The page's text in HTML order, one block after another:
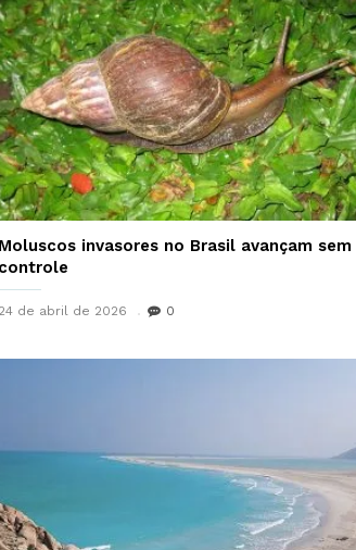
Moluscos invasores no Brasil avançam sem
controle
24 de abril de 2026 0